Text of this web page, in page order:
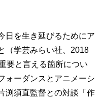
日を生き延びるためにア
（学芸みらい社、2018
要と言える箇所につい
ォーダンスとアニメーシ
渕須直監督との対談「作